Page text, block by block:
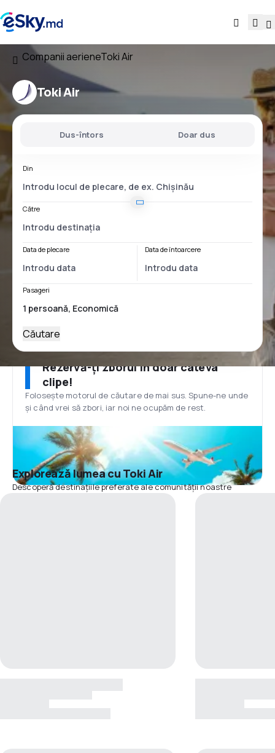
Companii aerieneToki Air
Toki Air
Dus-întors Doar dus
Din
Către
Data de plecare Data de întoarcere
Pasageri
Căutare
Rezervă-ți zborul în doar câteva
clipe!
Folosește motorul de căutare de mai sus. Spune-ne unde
și când vrei să zbori, iar noi ne ocupăm de rest.
Explorează lumea cu Toki Air
Descoperă destinațiile preferate ale comunității noastre